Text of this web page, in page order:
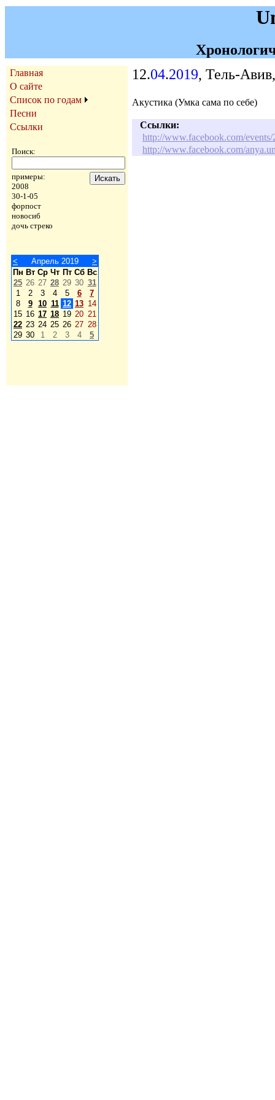
Главная
О сайте
Список по годам
Песни
Ссылки
Поиск:
примеры:
2008
30-1-05
форпост
новосиб
дочь стреко
< Апрель 2019
>
Пн Вт Ср Чт Пт Сб Вс
25 26 27 28 29 30 31
1
2 3 4 5 6
7
8
9 10 11 12 13 14
15 16 17 18 19 20 21
22 23 24 25 26 27 28
29 30 1 2 3 4 5
12.04.2019, Тель-
Акустика (Умка сама по себе)
Ссылки:
http://www.facebook.com/
http://www.facebook.com/